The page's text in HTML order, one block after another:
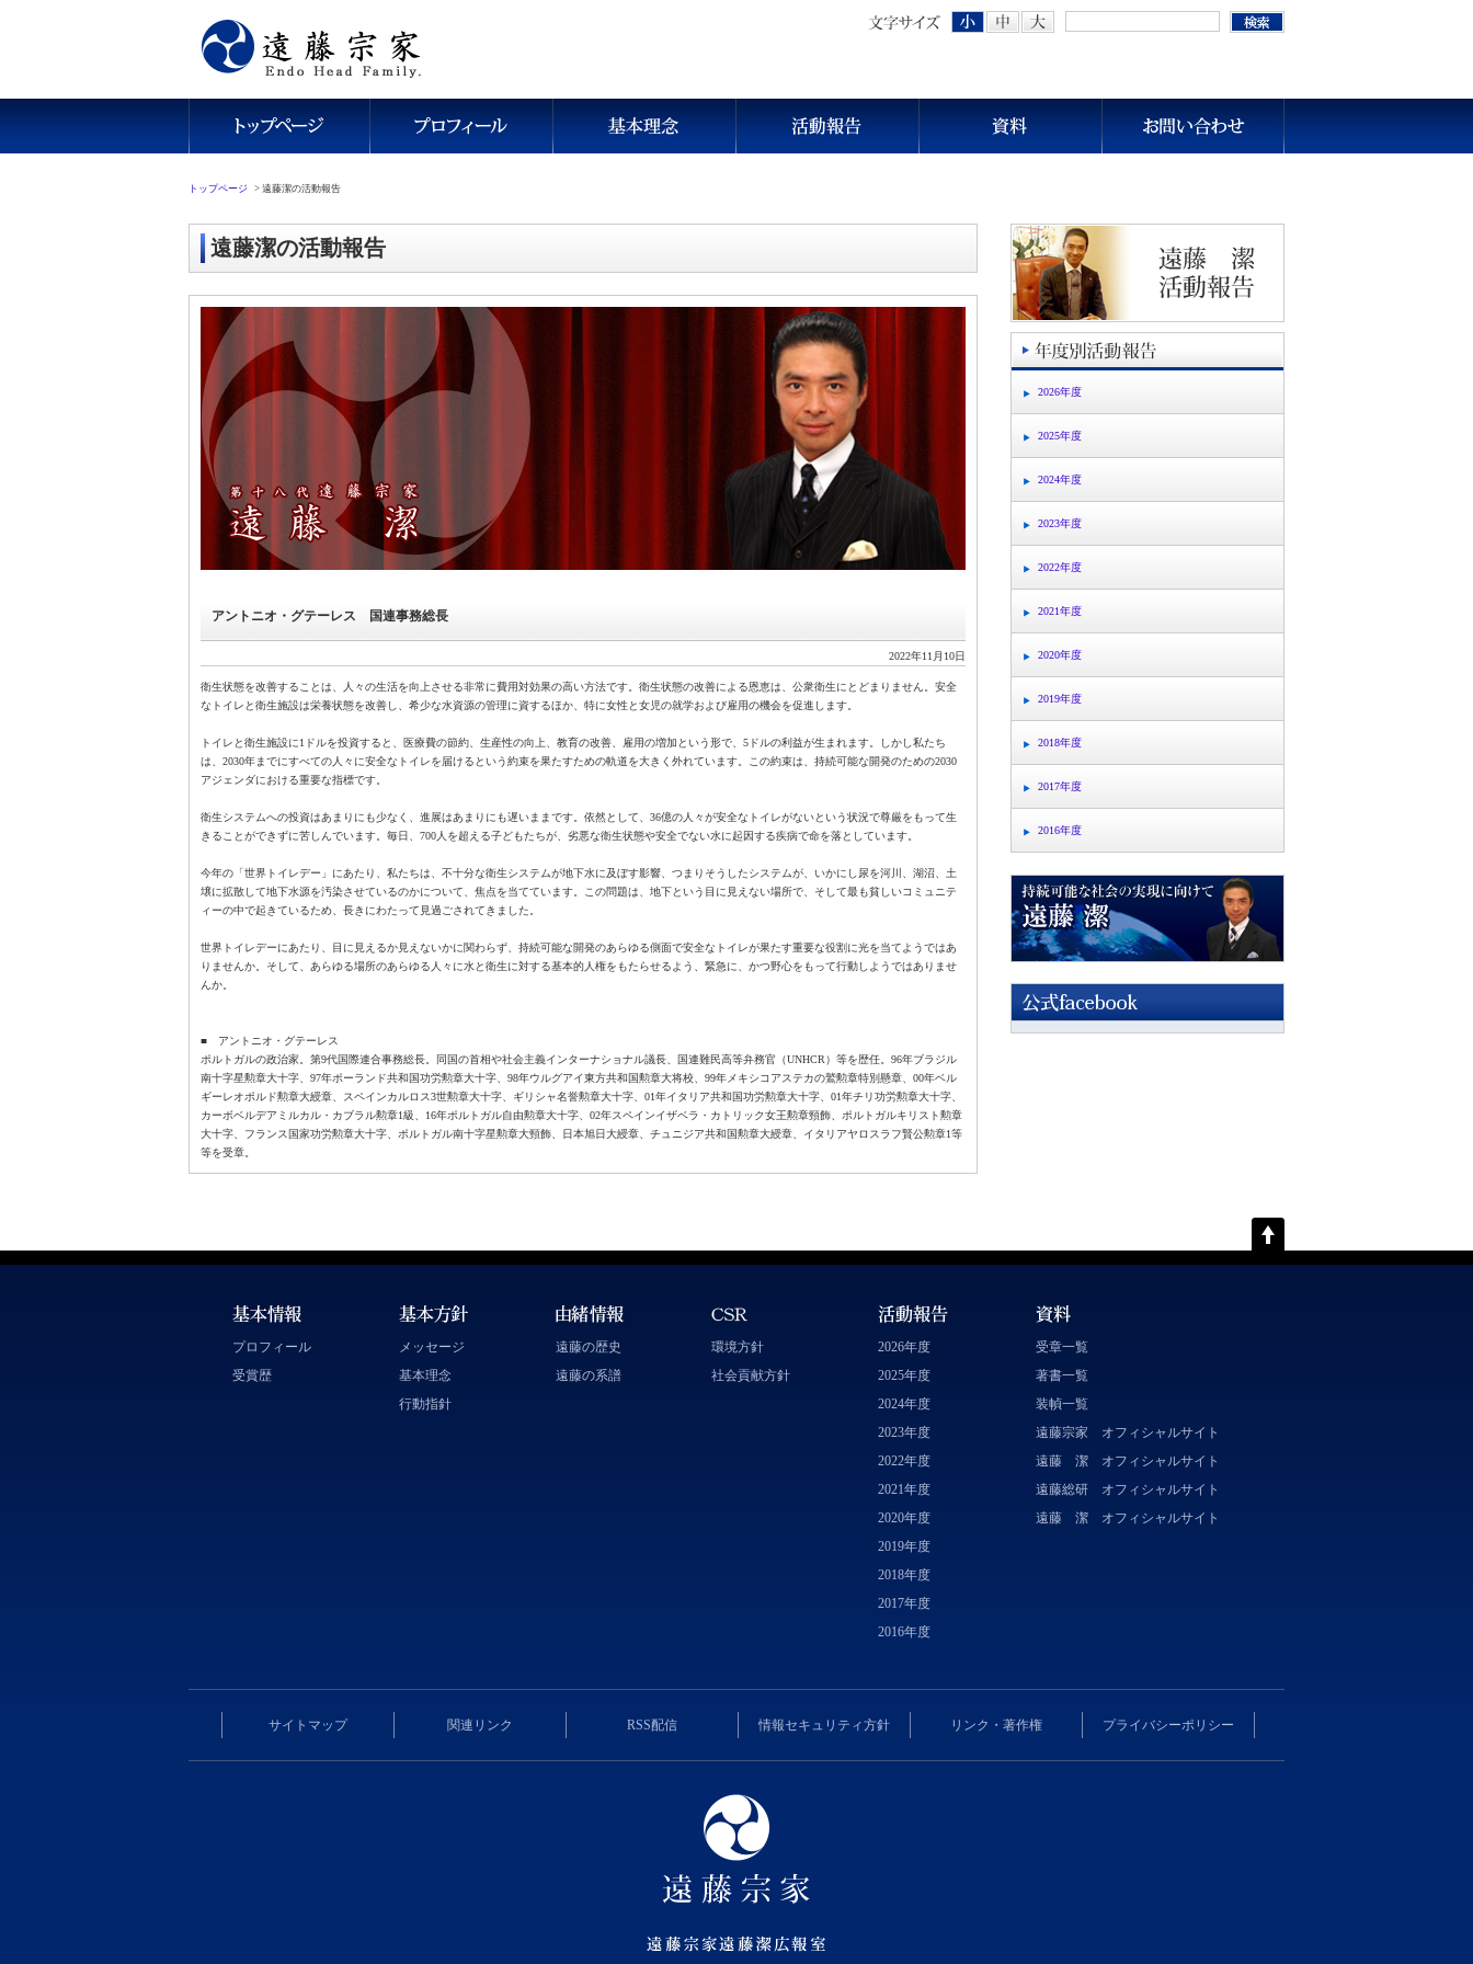
トップページ > 遠藤潔の活動報告
2026年度
2025年度
2024年度
2023年度
2022年度
2021年度
2020年度
2019年度
2018年度
2017年度
2016年度
遠藤潔の活動報告
アントニオ・グテーレス 国連事務総長
2022年11月10日
衛生状態を改善することは、人々の生活を向上させる非常に費用対効果の高い方法です。衛生状態の改善による恩恵は、公衆衛生にとどまりません。安全
なトイレと衛生施設は栄養状態を改善し、希少な水資源の管理に資するほか、特に女性と女児の就学および雇用の機会を促進します。
トイレと衛生施設に1ドルを投資すると、医療費の節約、生産性の向上、教育の改善、雇用の増加という形で、5ドルの利益が生まれます。しかし私たち
は、2030年までにすべての人々に安全なトイレを届けるという約束を果たすための軌道を大きく外れています。この約束は、持続可能な開発のための2030
アジェンダにおける重要な指標です。
衛生システムへの投資はあまりにも少なく、進展はあまりにも遅いままです。依然として、36億の人々が安全なトイレがないという状況で尊厳をもって生
きることができずに苦しんでいます。毎日、700人を超える子どもたちが、劣悪な衛生状態や安全でない水に起因する疾病で命を落としています。
今年の「世界トイレデー」にあたり、私たちは、不十分な衛生システムが地下水に及ぼす影響、つまりそうしたシステムが、いかにし尿を河川、湖沼、土
壌に拡散して地下水源を汚染させているのかについて、焦点を当てています。この問題は、地下という目に見えない場所で、そして最も貧しいコミュニテ
ィーの中で起きているため、長きにわたって見過ごされてきました。
世界トイレデーにあたり、目に見えるか見えないかに関わらず、持続可能な開発のあらゆる側面で安全なトイレが果たす重要な役割に光を当てようではあ
りませんか。そして、あらゆる場所のあらゆる人々に水と衛生に対する基本的人権をもたらせるよう、緊急に、かつ野心をもって行動しようではありませ
んか。
■ アントニオ・グテーレス
ポルトガルの政治家。第9代国際連合事務総長。同国の首相や社会主義インターナショナル議長、国連難民高等弁務官（UNHCR）等を歴任。96年ブラジル
南十字星勲章大十字、97年ポーランド共和国功労勲章大十字、98年ウルグアイ東方共和国勲章大将校、99年メキシコアステカの鷲勲章特別懸章、00年ベル
ギーレオポルド勲章大綬章、スペインカルロス3世勲章大十字、ギリシャ名誉勲章大十字、01年イタリア共和国功労勲章大十字、01年チリ功労勲章大十字、
カーボベルデアミルカル・カブラル勲章1級、16年ポルトガル自由勲章大十字、02年スペインイザベラ・カトリック女王勲章頸飾、ポルトガルキリスト勲章
大十字、フランス国家功労勲章大十字、ポルトガル南十字星勲章大頸飾、日本旭日大綬章、チュニジア共和国勲章大綬章、イタリアヤロスラフ賢公勲章1等
等を受章。
プロフィール
受賞歴
メッセージ
基本理念
行動指針
遠藤の歴史
遠藤の系譜
環境方針
社会貢献方針
2026年度
2025年度
2024年度
2023年度
2022年度
2021年度
2020年度
2019年度
2018年度
2017年度
2016年度
受章一覧
著書一覧
装幀一覧
遠藤宗家 オフィシャルサイト
遠藤 潔 オフィシャルサイト
遠藤総研 オフィシャルサイト
遠藤 潔 オフィシャルサイト
サイトマップ 関連リンク RSS配信 情報セキュリティ方針 リンク・著作権 プライバシーポリシー